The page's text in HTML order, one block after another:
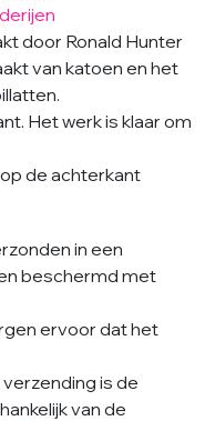
door Ronald Hunter
van katoen en het
Het werk is klaar om
de achterkant
in een
beschermd met
ervoor dat het
is de
van de